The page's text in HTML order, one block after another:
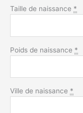
Taille de naissance *
Poids de naissance *
Ville de naissance *